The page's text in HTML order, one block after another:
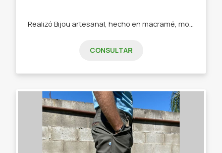
CONSULTAR